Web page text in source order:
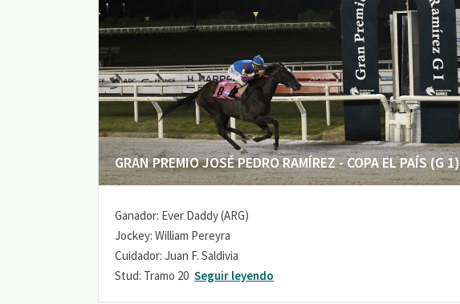
GRAN PREMIO JOSÉ PEDRO RAMÍREZ - COPA EL PAÍS (G 1)
Ganador: Ever Daddy (ARG)
Jockey: William Pereyra
Cuidador: Juan F. Saldivia
Stud: Tramo 20 Seguir leyendo